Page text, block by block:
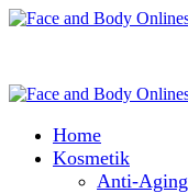
Home
Kosmetik
Anti-Aging